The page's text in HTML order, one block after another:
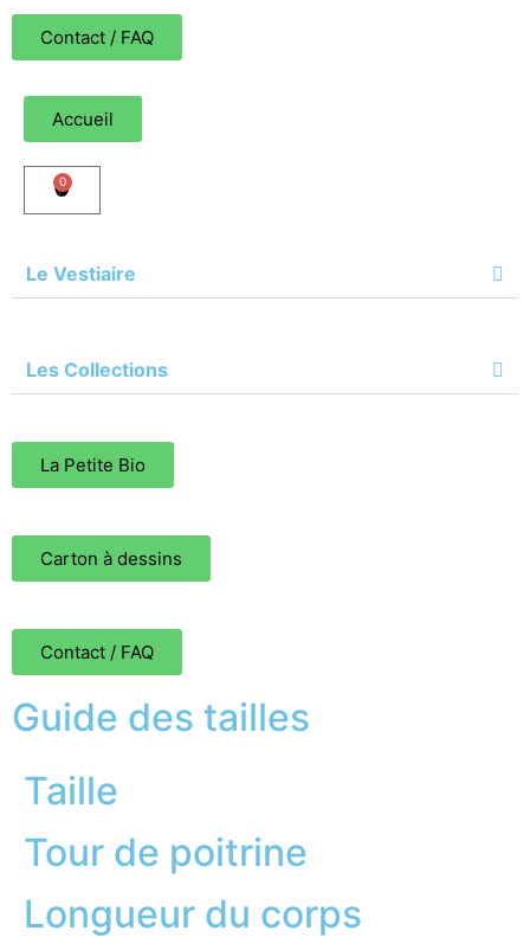
Contact / FAQ
Accueil
0
Le Vestiaire
Les Collections
La Petite Bio
Carton à dessins
Contact / FAQ
Guide des tailles
Taille
Tour de poitrine
Longueur du corps